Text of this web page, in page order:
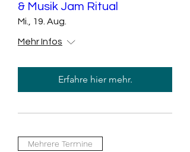
& Musik Jam Ritual
Mi., 19. Aug.
Mehr Infos
Erfahre hier mehr.
Mehrere Termine